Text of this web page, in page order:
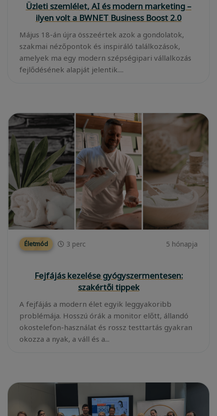
Üzleti szemlélet, AI és modern marketing –
ilyen volt a BWNET Business Boost 2.0
Május 18-án újra összeértek azok a gondolatok,
szakmai nézőpontok és inspiráló találkozások,
amelyek ma egy modern szépségipari vállalkozás
fejlődésének alapját jelentik....
Életmód 3 perc 5 hónapja
Fejfájás kezelése gyógyszermentesen:
szakértői tippek
A fejfájás a modern élet egyik leggyakoribb
problémája. Hosszú órák a monitor előtt, állandó
okostelefon-használat és rossz testtartás gyakran
okozza a nyak, a váll és a...